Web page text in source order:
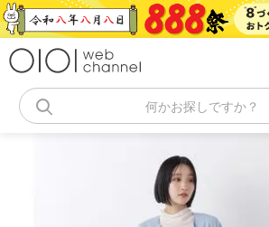
コ
ン
何かお探しですか？